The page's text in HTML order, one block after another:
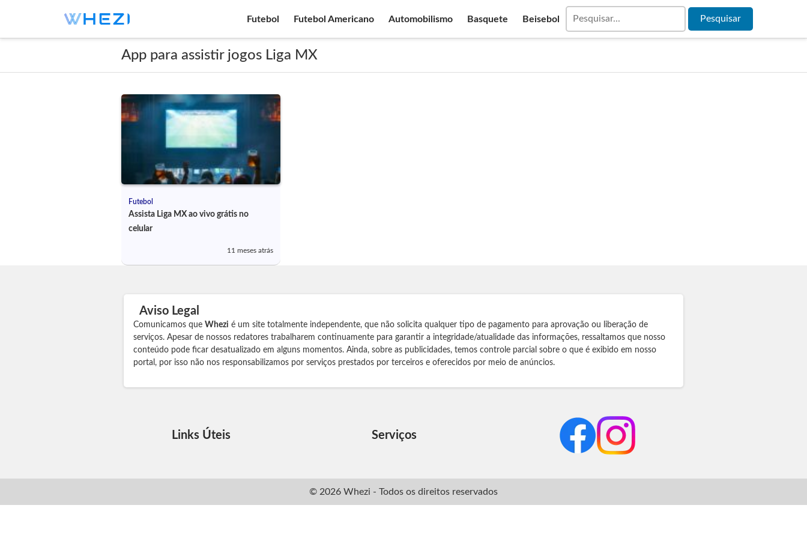
Futebol Futebol Americano Automobilismo Basquete Beisebol
App para assistir jogos Liga MX
Futebol
Assista Liga MX ao vivo grátis no
celular
11 meses atrás
Aviso Legal
Comunicamos que Whezi é um site totalmente independente, que não solicita qualquer tipo de pagamento para aprovação ou liberação de
serviços. Apesar de nossos redatores trabalharem continuamente para garantir a integridade/atualidade das informações, ressaltamos que nosso
conteúdo pode ficar desatualizado em alguns momentos. Ainda, sobre as publicidades, temos controle parcial sobre o que é exibido em nosso
portal, por isso não nos responsabilizamos por serviços prestados por terceiros e oferecidos por meio de anúncios.
Links Úteis Serviços
© 2026 Whezi - Todos os direitos reservados